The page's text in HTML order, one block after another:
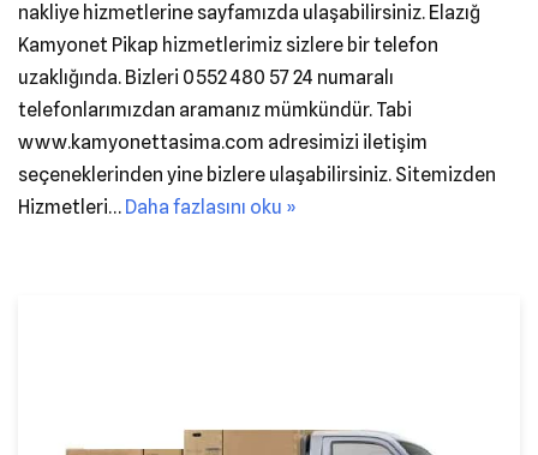
nakliye hizmetlerine sayfamızda ulaşabilirsiniz. Elazığ
Kamyonet Pikap hizmetlerimiz sizlere bir telefon
uzaklığında. Bizleri 0552 480 57 24 numaralı
telefonlarımızdan aramanız mümkündür. Tabi
www.kamyonettasima.com adresimizi iletişim
seçeneklerinden yine bizlere ulaşabilirsiniz. Sitemizden
Hizmetleri… Daha fazlasını oku »